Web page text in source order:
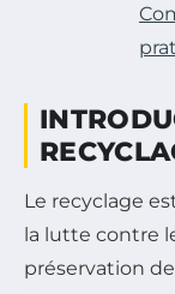
Le recyclage
la lutte contre
préservation